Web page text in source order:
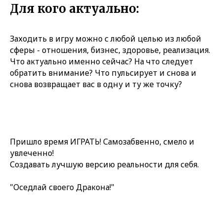
Для кого актуально:
Заходить в игру можно с любой целью из любой
сферы - отношения, бизнес, здоровье, реализация.
Что актуально именно сейчас? На что следует
обратить внимание? Что пульсирует и снова и
снова возвращает вас в одну и ту же точку?
Пришло время ИГРАТЬ! Самозабвенно, смело и
увлеченно!
Создавать лучшую версию реальности для себя.
"Оседлай своего Дракона!"